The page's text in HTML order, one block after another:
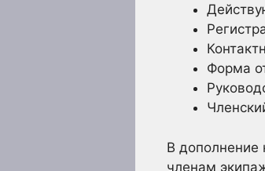
Форма
В дополнение
членам